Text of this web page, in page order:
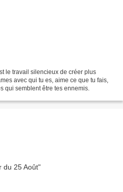
le travail silencieux de créer plus
avec qui tu es, aime ce que tu fais,
qui semblent être tes ennemis.